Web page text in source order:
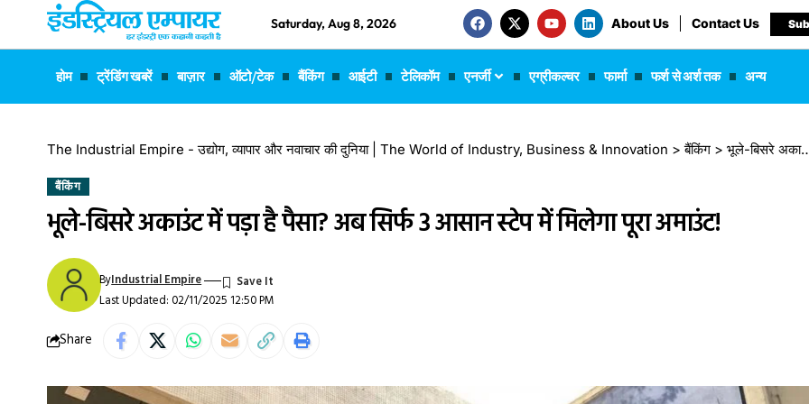
Saturday, Aug 8, 2026 About Us Contact Us
होम ट्रेंडिंग खबरें बाज़ार ऑटो/टेक बैंकिंग आईटी टेलिकॉम एनर्जी एग्रीकल्चर फार्मा फर्श से अर्श तक अन्य
The Industrial Empire - उद्योग, व्यापार और नवाचार की दुनिया | The World of Industry, Business & Innovation >बैंकिंग > भूले-बिसरे अकाउंट में पड़ा है पैसा? अब सिर्फ 3 आसान स्टेप में मिलेगा पूरा अमाउंट!
बैंकिंग
भूले-बिसरे अकाउंट में पड़ा है पैसा? अब सिर्फ 3 आसान स्टेप में मिलेगा पूरा अमाउंट!
Last Updated: 02/11/2025 12:50 PM
ByIndustrial Empire
Share